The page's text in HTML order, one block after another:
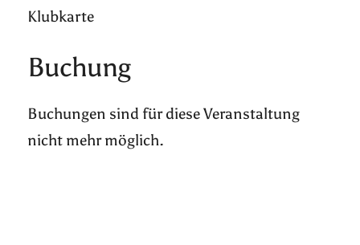
Klubkarte
Buchung
Buchungen sind für diese Veranstaltung
nicht mehr möglich.